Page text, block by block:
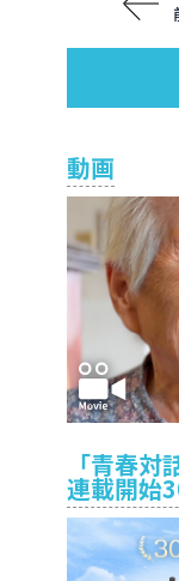
動画
「青春対
連載開始